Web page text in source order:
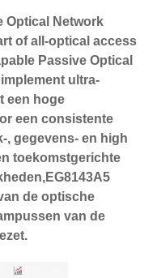
Optical Network
of all-optical access
Passive Optical
ultra-
een hoge
een consistente
, gegevens- en high
toekomstgerichte
de optische
van de